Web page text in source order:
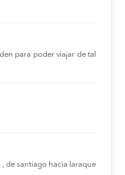
para poder viajar de tal
de santiago hacia laraque